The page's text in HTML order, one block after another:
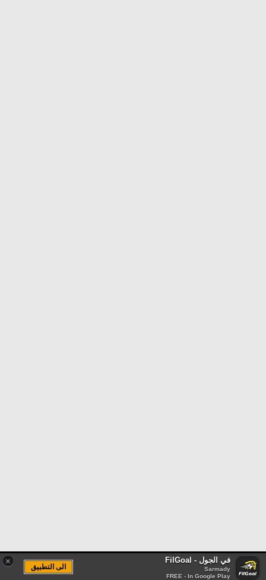
× في الجول - FilGoal
Sarmady
FREE - In Google Play
الى التطبيق